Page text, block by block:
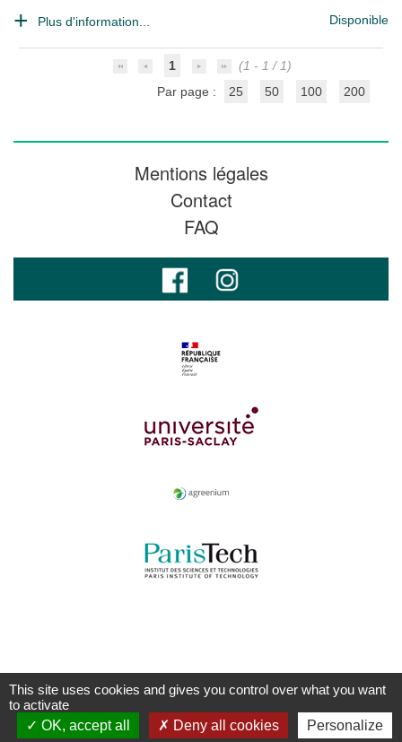
Plus d'information... Disponible
1
(1 - 1 / 1)
Par page :
25 50 100 200
Mentions légales
Contact
FAQ
This site uses cookies and gives you control over what you want
to activate
OK, accept all
Deny all cookies Personalize